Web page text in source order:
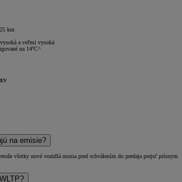
km
a veľmi vysoká
na 14ºC^
na emisie?
všetky nové vozidlá musia pred schválením do predaja prejsť prísnym